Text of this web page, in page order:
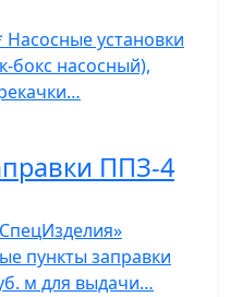
установки
бокс насосный),
ППЗ-4
пункты заправки
м для выдачи…